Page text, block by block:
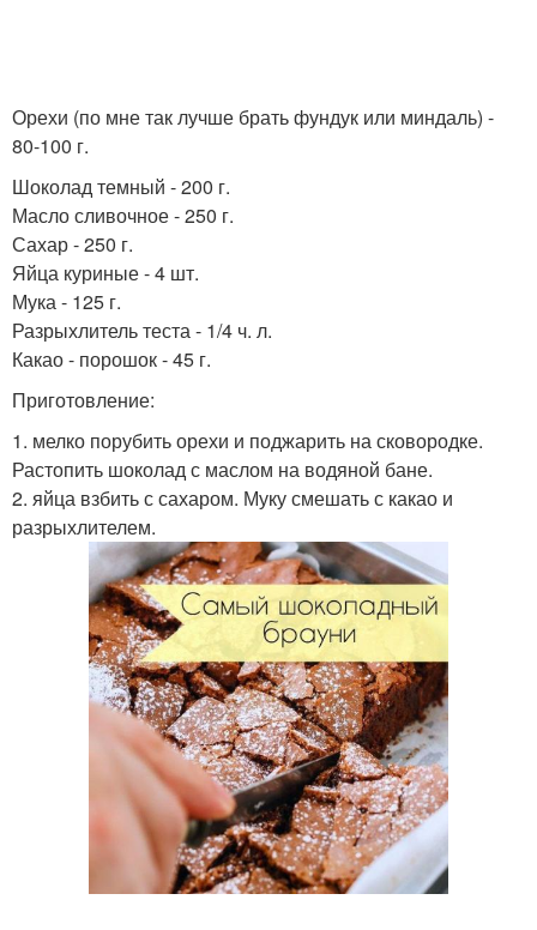
Орехи (по мне так лучше брать фундук или миндаль) -
80-100 г.
Шоколад темный - 200 г.
Масло сливочное - 250 г.
Сахар - 250 г.
Яйца куриные - 4 шт.
Мука - 125 г.
Разрыхлитель теста - 1/4 ч. л.
Какао - порошок - 45 г.
Приготовление:
1. мелко порубить орехи и поджарить на сковородке.
Растопить шоколад с маслом на водяной бане.
2. яйца взбить с сахаром. Муку смешать с какао и
разрыхлителем.